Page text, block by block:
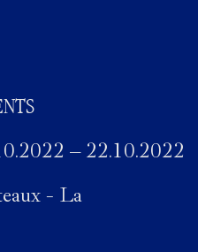
– 22.10.2022
- La